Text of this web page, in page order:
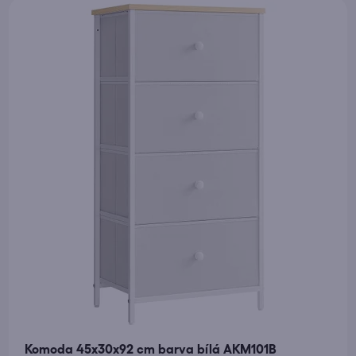
Komoda 45x30x92 cm barva bílá AKM101B